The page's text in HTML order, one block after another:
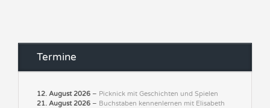
Termine
12. August 2026 – Picknick mit Geschichten und Spielen
21. August 2026 – Buchstaben kennenlernen mit Elisabeth